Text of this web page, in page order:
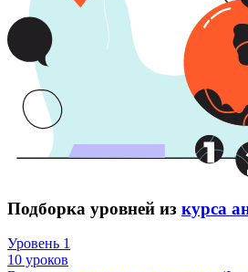
Подборка уровней из курса
Уровень 1
10 уроков